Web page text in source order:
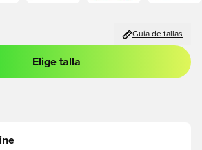
Guía de tallas
sesión o registrarse como miembro
Elige talla